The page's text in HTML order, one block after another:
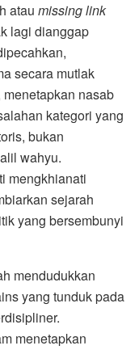
atau missing link
lagi dianggap
secara mutlak
nasab
kategori yang
bukan
wahyu.
mengkhianati
sejarah
yang bersembunyi
mendudukkan
yang tunduk pada
menetapkan